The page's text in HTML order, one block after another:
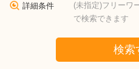
詳細条件
(未指定)フリーワ
で検索できます
検索